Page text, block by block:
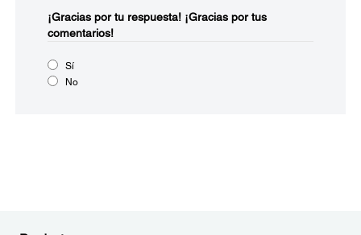
¡Gracias por tu respuesta! ¡Gracias por tus
comentarios!
Sí
No